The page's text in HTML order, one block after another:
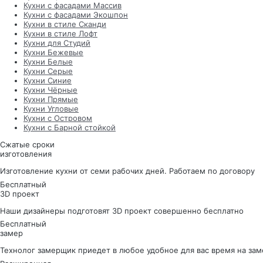
Кухни с фасадами Массив
Кухни с фасадами Экошпон
Кухни в стиле Сканди
Кухни в стиле Лофт
Кухни для Студий
Кухни Бежевые
Кухни Белые
Кухни Серые
Кухни Синие
Кухни Чёрные
Кухни Прямые
Кухни Угловые
Кухни с Островом
Кухни с Барной стойкой
Сжатые сроки
изготовления
Изготовление кухни от семи рабочих дней. Работаем по договору
Бесплатный
3D проект
Наши дизайнеры подготовят 3D проект совершенно бесплатно
Бесплатный
замер
Технолог замерщик приедет в любое удобное для вас время на